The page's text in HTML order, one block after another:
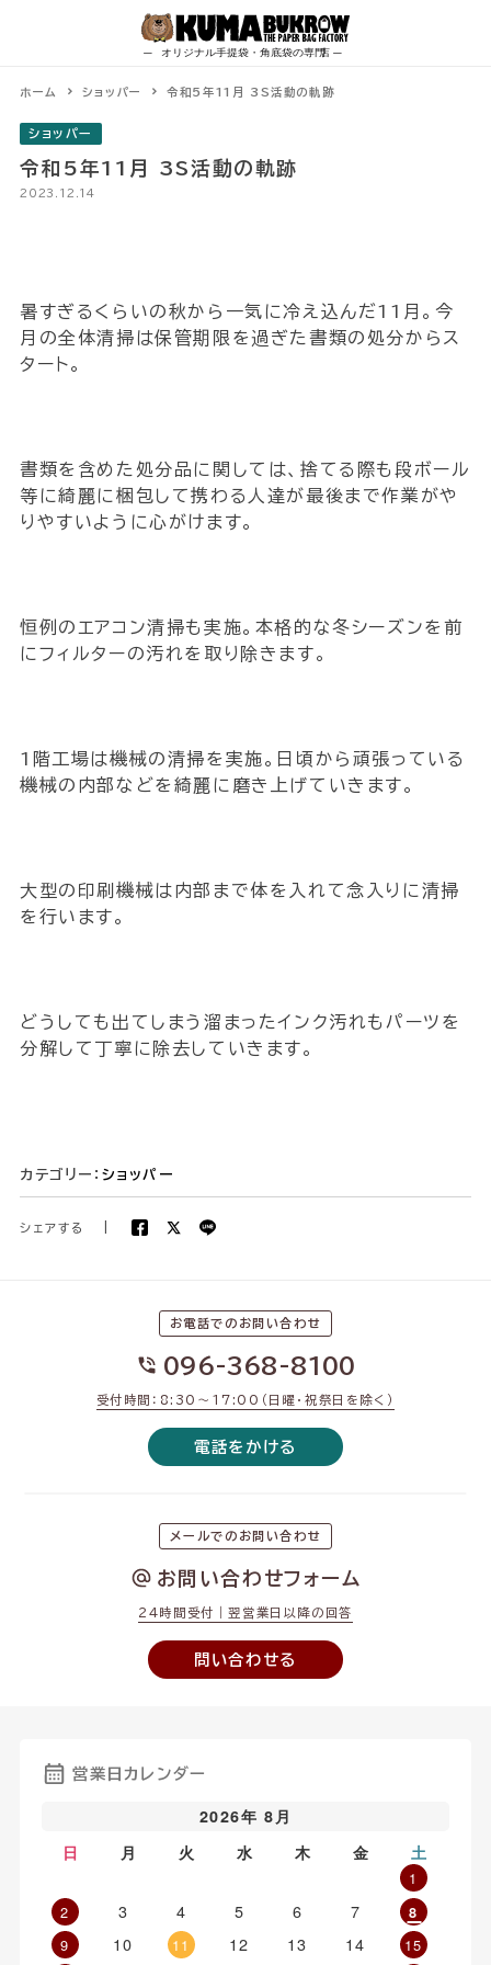
ホーム ショッパー 令和5年11月 3S活動の軌跡
ショッパー
令和5年11月 3S活動の軌跡
2023.12.14
暑すぎるくらいの秋から一気に冷え込んだ11月。今
月の全体清掃は保管期限を過ぎた書類の処分からス
タート。
書類を含めた処分品に関しては、捨てる際も段ボール
等に綺麗に梱包して携わる人達が最後まで作業がや
りやすいように心がけます。
恒例のエアコン清掃も実施。本格的な冬シーズンを前
にフィルターの汚れを取り除きます。
1階工場は機械の清掃を実施。日頃から頑張っている
機械の内部などを綺麗に磨き上げていきます。
大型の印刷機械は内部まで体を入れて念入りに清掃
を行います。
どうしても出てしまう溜まったインク汚れもパーツを
分解して丁寧に除去していきます。
カテゴリー： ショッパー
シェアする
お電話でのお問い合わせ
096-368-8100
受付時間：8:30〜17:00（日曜・祝祭日を除く）
電話をかける
メールでのお問い合わせ
お問い合わせフォーム
24時間受付｜翌営業日以降の回答
問い合わせる
営業日カレンダー
2026年 8月
日
月 火 水 木 金 土
1
2
3 4 5 6 7 8
9 10 11 12 13 14 15